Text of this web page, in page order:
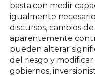
basta con medir
igualmente
discursos, cambios
aparentemente
pueden alterar
del riesgo y
gobiernos,